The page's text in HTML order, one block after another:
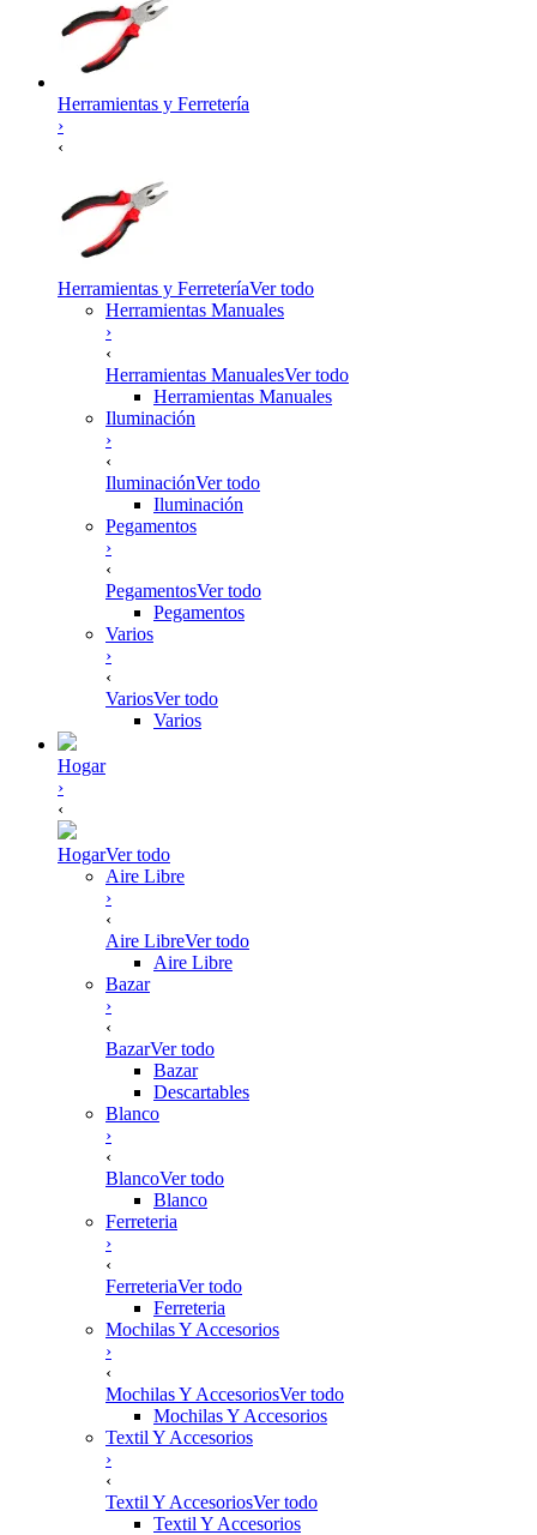
Herramientas y Ferretería
›
‹
Herramientas y FerreteríaVer todo
Herramientas Manuales
›
‹
Herramientas ManualesVer todo
Herramientas Manuales
Iluminación
›
‹
IluminaciónVer todo
Iluminación
Pegamentos
›
‹
PegamentosVer todo
Pegamentos
Varios
›
‹
VariosVer todo
Varios
Hogar
›
‹
HogarVer todo
Aire Libre
›
‹
Aire LibreVer todo
Aire Libre
Bazar
›
‹
BazarVer todo
Bazar
Descartables
Blanco
›
‹
BlancoVer todo
Blanco
Ferreteria
›
‹
FerreteriaVer todo
Ferreteria
Mochilas Y Accesorios
›
‹
Mochilas Y AccesoriosVer todo
Mochilas Y Accesorios
Textil Y Accesorios
›
‹
Textil Y AccesoriosVer todo
Textil Y Accesorios